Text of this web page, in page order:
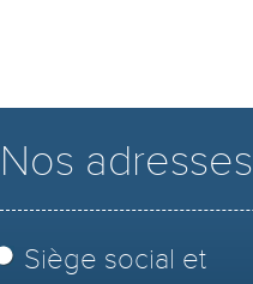
Nos adresses
Siège social et